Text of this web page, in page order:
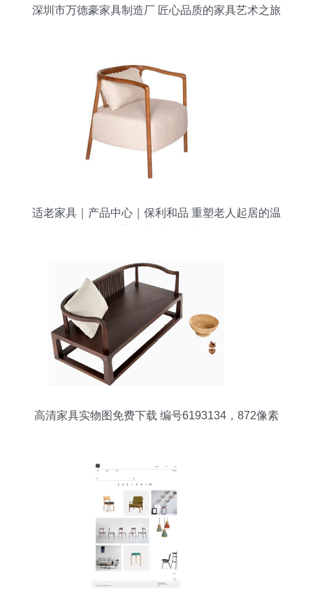
深圳市万德豪家具制造厂 匠心品质的家具艺术之旅
适老家具｜产品中心｜保利和品 重塑老人起居的温
高清家具实物图免费下载 编号6193134，872像素